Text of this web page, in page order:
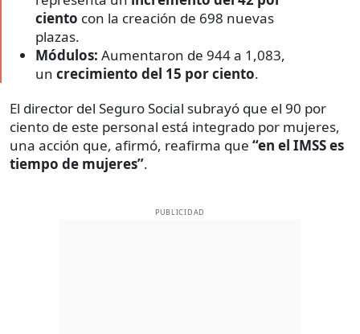
ciento con la creación de 698 nuevas
plazas.
Módulos: Aumentaron de 944 a 1,083,
un crecimiento del 15 por ciento.
El director del Seguro Social subrayó que el 90 por
ciento de este personal está integrado por mujeres,
una acción que, afirmó, reafirma que “en el IMSS es
tiempo de mujeres”.
PUBLICIDAD